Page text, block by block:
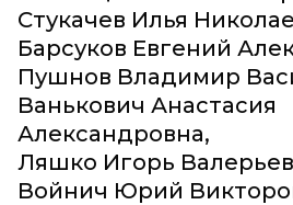
Стукачев Илья
Барсуков Евгений
Пушнов Владимир
Ванькович Анастасия
Александровна,
Ляшко Игорь
Войнич Юрий